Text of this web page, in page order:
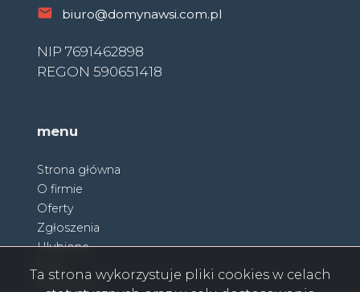
biuro@domynawsi.com.pl
NIP 7691462898
REGON 590651418
menu
Strona główna
O firmie
Oferty
Zgłoszenia
Ulubione
Ta strona wykorzystuje pliki cookies w celach